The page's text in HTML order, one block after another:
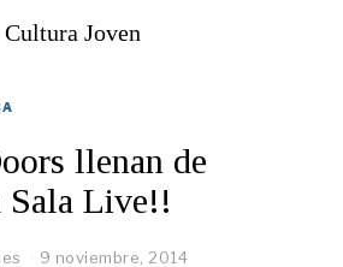
Cultura Joven
llenan de
Sala Live!!
9 noviembre, 2014